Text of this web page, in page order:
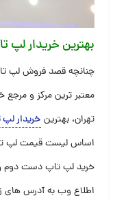
بهترین خریدار
چنانچه قصد فروش لپ
معتبر ترین مرکز و
تهران، بهترین خریدار
اساس لیست قیمت لپ
خرید لپ تاپ دست دوم
اطلاع وب به آدرس های